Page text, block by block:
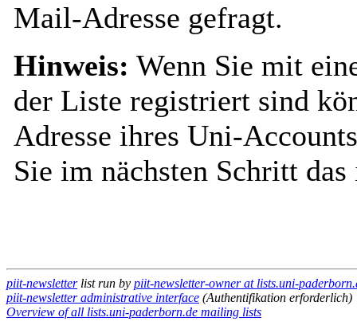
Mail-Adresse gefragt.
Hinweis: Wenn Sie mit
der Liste registriert sind
Adresse ihres Uni-
Sie im nächsten Schritt
piit-newsletterlist run by piit-newsletter-owner at lists.uni-
piit-newsletter administrative interface (Authentifikation erforderlich)
Overview of all lists.uni-paderborn.de mailing lists